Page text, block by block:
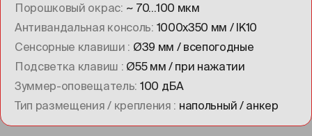
Порошковый окрас ~ 70…100 мкм
Антивандальная консоль 1000х350 мм / IK10
Сенсорные клавиши
Ø39 мм / всепогодные
Подсветка клавиш
Ø55 мм / при нажатии
Зуммер-оповещатель 100 дБА
Тип размещения / крепления
напольный / анкер